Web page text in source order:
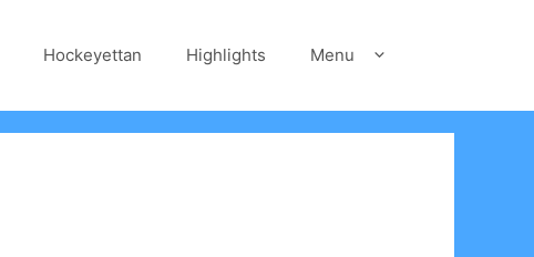
Hockeyettan Highlights Menu